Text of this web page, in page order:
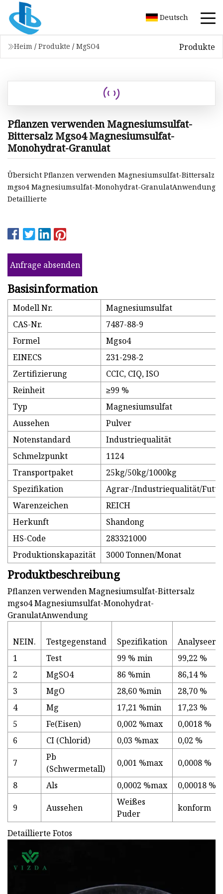
Deutsch
Heim / Produkte / MgSO4 Produkte
Pflanzen verwenden Magnesiumsulfat-
Bittersalz Mgso4 Magnesiumsulfat-
Monohydrat-Granulat
Übersicht Pflanzen verwenden Magnesiumsulfat-Bittersalz
mgso4 Magnesiumsulfat-Monohydrat-GranulatAnwendung
Detaillierte
Anfrage absenden
Basisinformation
Modell Nr.
Magnesiumsulfat
CAS-Nr.
7487-88-9
Formel
Mgso4
EINECS
231-298-2
Zertifizierung
CCIC, CIQ, ISO
Reinheit
≥99 %
Typ
Magnesiumsulfat
Aussehen
Pulver
Notenstandard
Industriequalität
Schmelzpunkt
1124
Transportpaket
25kg/50kg/1000kg
Spezifikation
Agrar-/Industriequalität/
Warenzeichen
REICH
Herkunft
Shandong
HS-Code
283321000
Produktionskapazität
3000 Tonnen/Monat
Produktbeschreibung
Pflanzen verwenden Magnesiumsulfat-Bittersalz
mgso4 Magnesiumsulfat-Monohydrat-
GranulatAnwendung
NEIN. Testgegenstand Spezifikation
1
Test 99 % min
99,22 %
2
MgSO4 86 %min
86,14 %
3
MgO 28,60 %min
28,70 %
4
Mg 17,21 %min
17,23 %
5
Fe(Eisen) 0,002 %max
0,0018 %
6
CI (Chlorid) 0,03 %max 0,02 %
7
Pb
(Schwermetall)
0,001 %max 0,0008 %
8 Als 0,0002 %max 0,00018 %
9 Aussehen
Weißes
Puder
konform
Detaillierte Fotos